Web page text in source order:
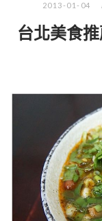
2013-01-04
台北美食